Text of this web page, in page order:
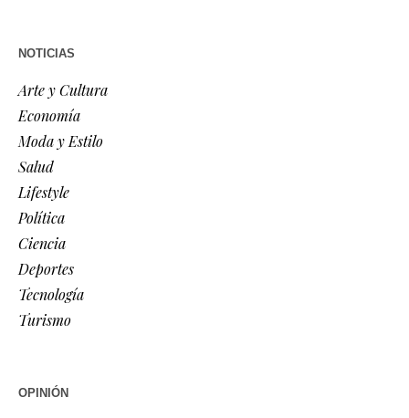
NOTICIAS
Arte y Cultura
Economía
Moda y Estilo
Salud
Lifestyle
Política
Ciencia
Deportes
Tecnología
Turismo
OPINIÓN